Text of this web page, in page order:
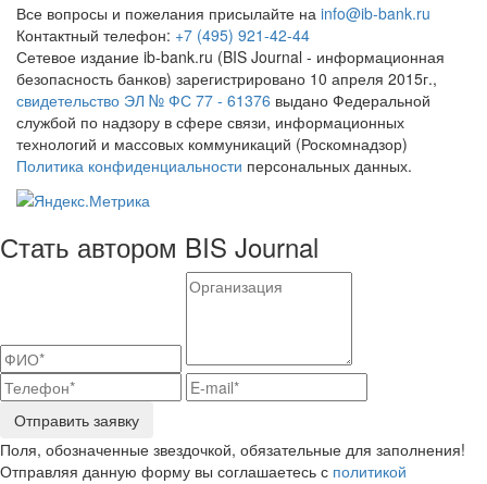
Все вопросы и пожелания присылайте на info@ib-bank.ru
Контактный телефон: +7 (495) 921-42-44
Сетевое издание ib-bank.ru (BIS Journal - информационная
безопасность банков) зарегистрировано 10 апреля 2015г.,
свидетельство ЭЛ № ФС 77 - 61376 выдано Федеральной
службой по надзору в сфере связи, информационных
технологий и массовых коммуникаций (Роскомнадзор)
Политика конфиденциальности персональных данных.
Стать автором BIS Journal
Отправить заявку
Поля, обозначенные звездочкой, обязательные для заполнения!
Отправляя данную форму вы соглашаетесь с политикой